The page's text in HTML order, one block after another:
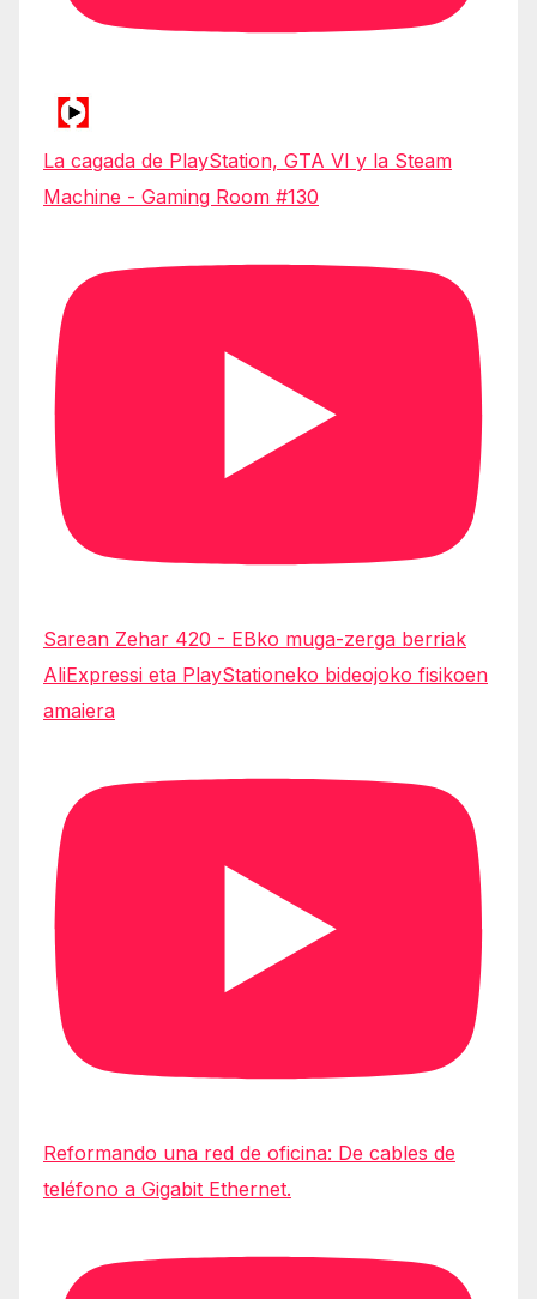
La cagada de PlayStation, GTA VI y la Steam
Machine - Gaming Room #130
Sarean Zehar 420 - EBko muga-zerga berriak
AliExpressi eta PlayStationeko bideojoko fisikoen
amaiera
Reformando una red de oficina: De cables de
teléfono a Gigabit Ethernet.